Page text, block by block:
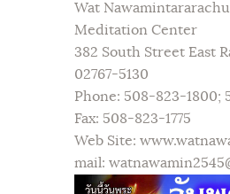
Wat
Meditation Center
382 South Street East
02767-5130
Phone: 508-823-1800;
Fax: 508-823-1775
Web Site:
mail: